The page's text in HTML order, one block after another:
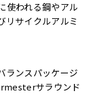
使われる鋼やアル
リサイクルアルミ
ランスパッケージ
サラウンド